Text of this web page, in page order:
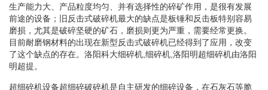
生产能力大、产品粒度均匀、并有选择性的碎矿作用，是很有发展
前途的设备；旧反击式破碎机最大的缺点是板锤和反击板特别容易
磨损，尤其是破碎坚硬的矿石，磨损则更为严重，需要经常更换。
目前耐磨钢材料的出现在新型反击式破碎机已经得到了应用，改变
了这个缺点的存在。洛阳科大细碎机,细碎机,洛阳明超细碎机由洛阳
明超提。
超细碎机设备超细碎破碎机是自主研发的细碎设备，在石灰石等脆